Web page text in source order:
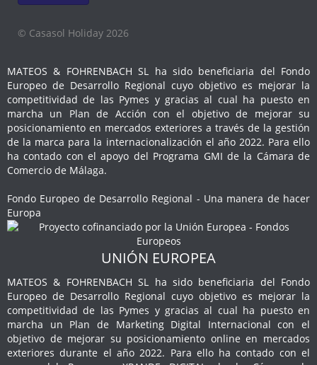
© Casasol Holiday 2026
MATEOS & FOHRENBACH SL ha sido beneficiaria del Fondo
Europeo de Desarrollo Regional cuyo objetivo es mejorar la
competitividad de las Pymes y gracias al cual ha puesto en
marcha un Plan de Acción con el objetivo de mejorar su
posicionamiento en mercados exteriores a través de la gestión
de la marca para la internacionalización el año 2022. Para ello
ha contado con el apoyo del Programa GMI de la Cámara de
Comercio de Málaga.
Fondo Europeo de Desarrollo Regional - Una manera de hacer
Europa
UNIÓN EUROPEA
MATEOS & FOHRENBACH SL ha sido beneficiaria del Fondo
Europeo de Desarrollo Regional cuyo objetivo es mejorar la
competitividad de las Pymes y gracias al cual ha puesto en
marcha un Plan de Marketing Digital Internacional con el
objetivo de mejorar su posicionamiento online en mercados
exteriores durante el año 2022. Para ello ha contado con el